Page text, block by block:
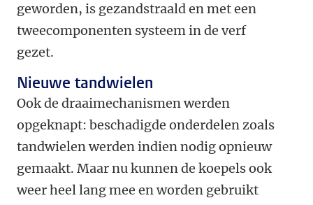
geworden, is gezandstraald en met een
tweecomponenten systeem in de verf
gezet.
Nieuwe tandwielen
Ook de draaimechanismen werden
opgeknapt: beschadigde onderdelen zoals
tandwielen werden indien nodig opnieuw
gemaakt. Maar nu kunnen de koepels ook
weer heel lang mee en worden gebruikt